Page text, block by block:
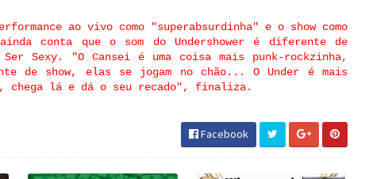
ao vivo como "superabsurdinha" e o show como
conta que o som do Undershower é diferente de
Ser Sexy. "O Cansei é uma coisa mais punk-rockzinha,
de show, elas se jogam no chão... O Under é mais
chega lá e dá o seu recado", finaliza.
Facebook